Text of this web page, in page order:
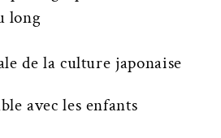
long
de la culture japonaise
avec les enfants